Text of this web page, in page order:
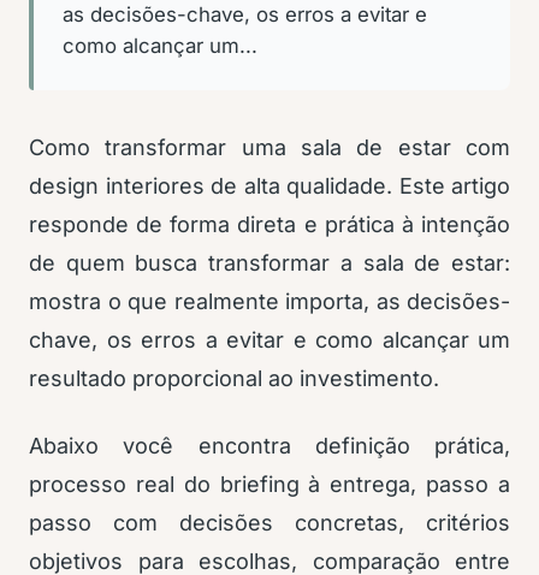
as decisões-chave, os erros a evitar e
como alcançar um...
Como transformar uma sala de estar com
design interiores de alta qualidade. Este artigo
responde de forma direta e prática à intenção
de quem busca transformar a sala de estar:
mostra o que realmente importa, as decisões-
chave, os erros a evitar e como alcançar um
resultado proporcional ao investimento.
Abaixo você encontra definição prática,
processo real do briefing à entrega, passo a
passo com decisões concretas, critérios
objetivos para escolhas, comparação entre